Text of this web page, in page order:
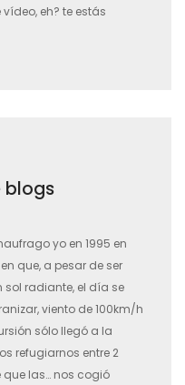
eh? te estás
blogs
yo en 1995 en
que, a pesar de ser
sol radiante, el día se
viento de 100km/h
sólo llegó a la
refugiarnos entre 2
que las… nos cogió